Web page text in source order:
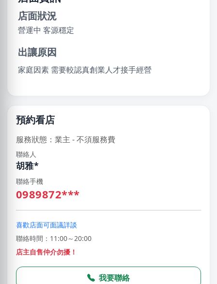
店面狀況
營運中 客源穩定
出讓原因
家庭因素 需要較認真創業人才接手經營
預約看店
服務狀態：業主 - 不須服務費
聯絡人
胡雅*
聯絡手機
0989872***
喜歡店面可面議詳談
聯絡時間：11:00～20:00
店主自售仲介勿擾！
我要聯絡